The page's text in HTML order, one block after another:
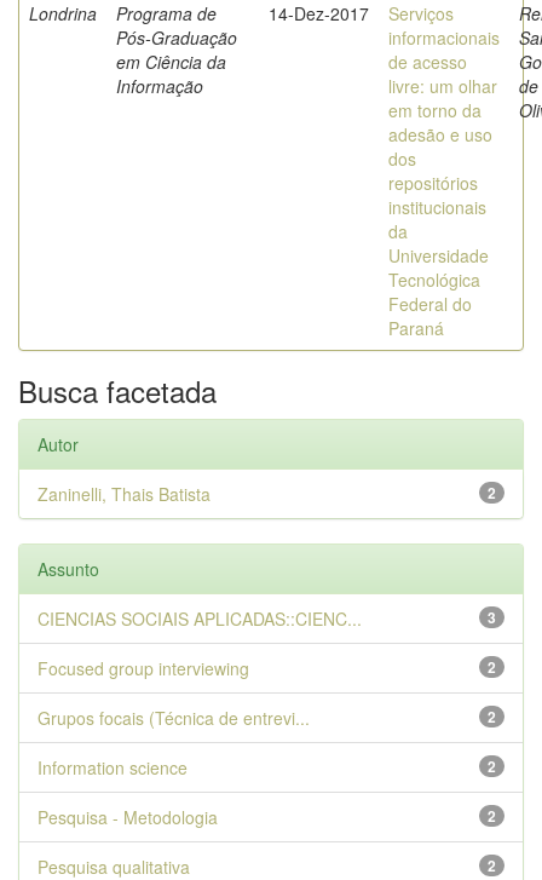
Londrina
Programa de
Pós-Graduação
em Ciência da
Informação
14-Dez-2017
Serviços
informacionais
de acesso
livre: um olhar
em torno da
adesão e uso
dos
repositórios
institucionais
da
Universidade
Tecnológica
Federal do
Paraná
de
Busca facetada
Autor
2
Zaninelli, Thais Batista
Assunto
3
CIENCIAS SOCIAIS APLICADAS::CIENC...
2
Focused group interviewing
2
Grupos focais (Técnica de entrevi...
2
Information science
2
Pesquisa - Metodologia
2
Pesquisa qualitativa